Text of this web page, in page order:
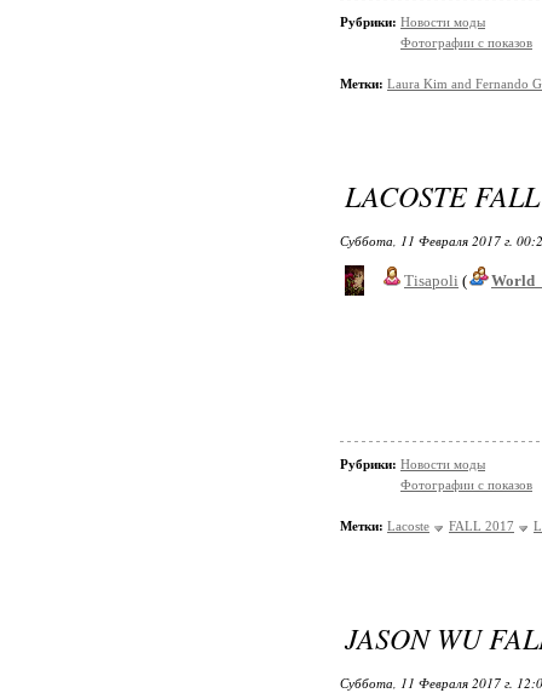
Рубрики: Новости моды
Фотографии с показов
Метки: Laura Kim and Fernando
LACOSTE
Суббота, 11 Февраля 2017 г.
Tisapoli (
Рубрики: Новости моды
Фотографии с показов
Метки: Lacoste FALL 2017
JASON WU
Суббота, 11 Февраля 2017 г.